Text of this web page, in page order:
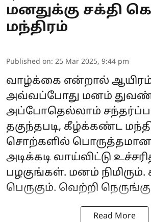
மனதுக்கு சக்தி
மந்திரம்
Published on: 25 Mar 2025, 9:44 pm
வாழ்க்கை என்றால் ஆயிரம்
அவ்வப்போது மனம்
அப்போதெல்லாம்
தகுந்தபடி, கீழ்க்கண்ட
சொற்களில்
அடிக்கடி வாய்விட்டு
பழகுங்கள். மனம் நிமிரும்.
பெருகும். வெற்றி
Read More